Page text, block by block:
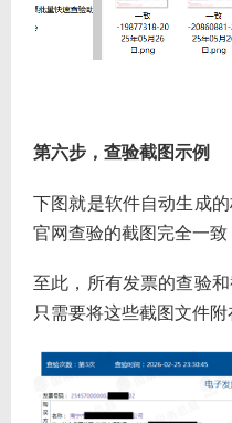
第六步，查验截图示例
下图就是软件自动生成
官网查验的截图完全一致
至此，所有发票的查验
只需要将这些截图文件附